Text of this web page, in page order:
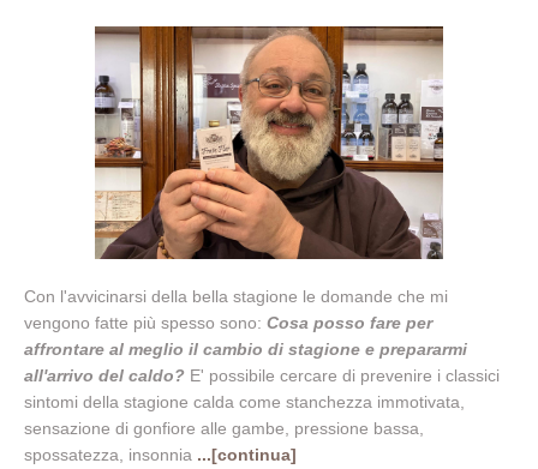
Con l'avvicinarsi della bella stagione le domande che mi
vengono fatte più spesso sono: Cosa posso fare per
affrontare al meglio il cambio di stagione e prepararmi
all'arrivo del caldo? E' possibile cercare di prevenire i classici
sintomi della stagione calda come stanchezza immotivata,
sensazione di gonfiore alle gambe, pressione bassa,
spossatezza, insonnia ...[continua]